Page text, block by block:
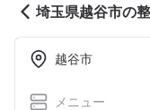
埼玉県越谷市の
店舗紹介 (1ペー
越谷市
メニュー